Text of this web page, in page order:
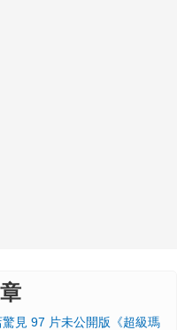
見 97 片未公開版《超級瑪